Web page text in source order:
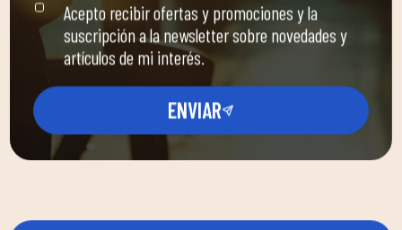
Acepto recibir ofertas y promociones y la
suscripción a la newsletter sobre novedades y
artículos de mi interés.
ENVIAR